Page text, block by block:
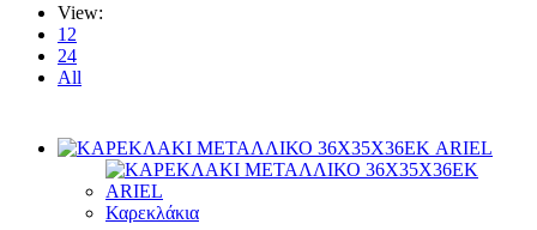
View:
12
24
All
Καρεκλάκια